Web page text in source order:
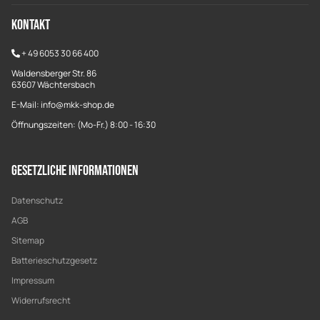
Kontakt
+49 6053 30 66 400
Waldensberger Str. 86
63607 Wächtersbach
E-Mail: info@mkk-shop.de
Öffnungszeiten: (Mo-Fr.) 8:00 - 16:30
Gesetzliche Informationen
Datenschutz
AGB
Sitemap
Batterieschutzgesetz
Impressum
Widerrufsrecht